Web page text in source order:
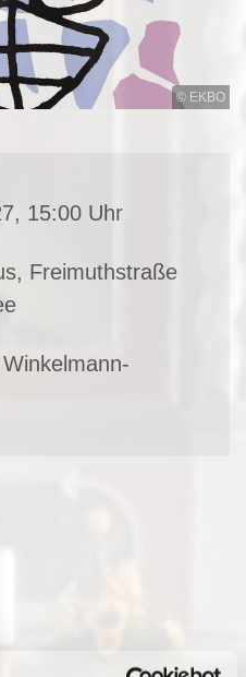
© EKBO
15:00 Uhr
Freimuthstraße